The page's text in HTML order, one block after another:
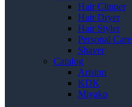
Hair Clipper
Hair Dryer
Hair Styler
Personal Care
Shaver
Catalog
Ariston
KDK
Miyako